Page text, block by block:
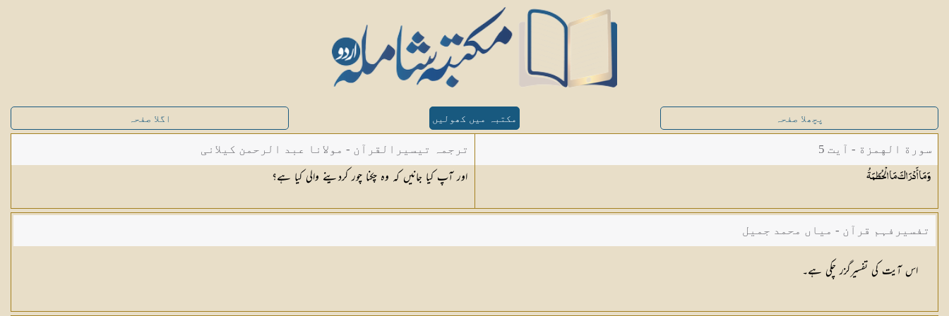
پچھلا صفحہ مکتبہ میں کھولیں اگلا صفحہ
سورة الهمزة - آیت 5
وَمَا أَدْرَاكَ مَاالْحُطَمَةُ
ترجمہ تیسیرالقرآن - مولانا عبد الرحمن کیلانی
اور آپ کیا جانیں کہ وہ چکنا چور کردینے والی کیا ہے؟
تفسیرفہم قرآن - میاں محمد جمیل
اس آیت کی تفسیرگزر چکی ہے۔